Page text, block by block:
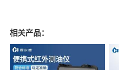
相关产品：